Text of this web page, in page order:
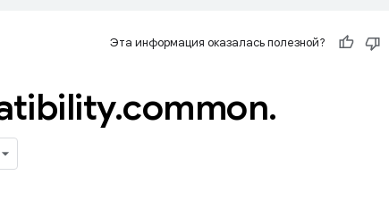
Эта информация оказалась полезной?
.common.